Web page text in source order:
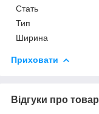
Стать
Тип
Ширина
Приховати
Відгуки про товар